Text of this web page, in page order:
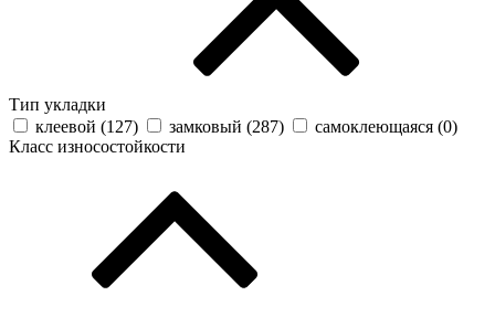
Тип укладки
клеевой (127) замковый (287) самоклеющаяся (0)
Класс износостойкости